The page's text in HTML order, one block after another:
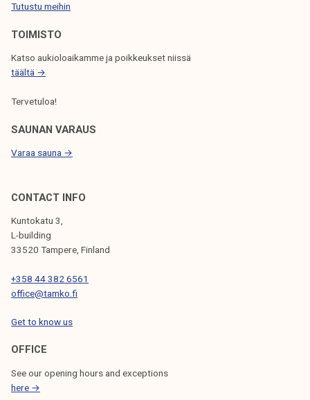
L
A
U
Tutustu meihin
TOIMISTO
Katso aukioloaikamme ja poikkeukset niissä
täältä →
Tervetuloa!
SAUNAN VARAUS
Varaa sauna →
CONTACT INFO
Kuntokatu 3,
L-building
33520 Tampere, Finland
+358 44 382 6561
office@tamko.fi
Get to know us
OFFICE
See our opening hours and exceptions
here →